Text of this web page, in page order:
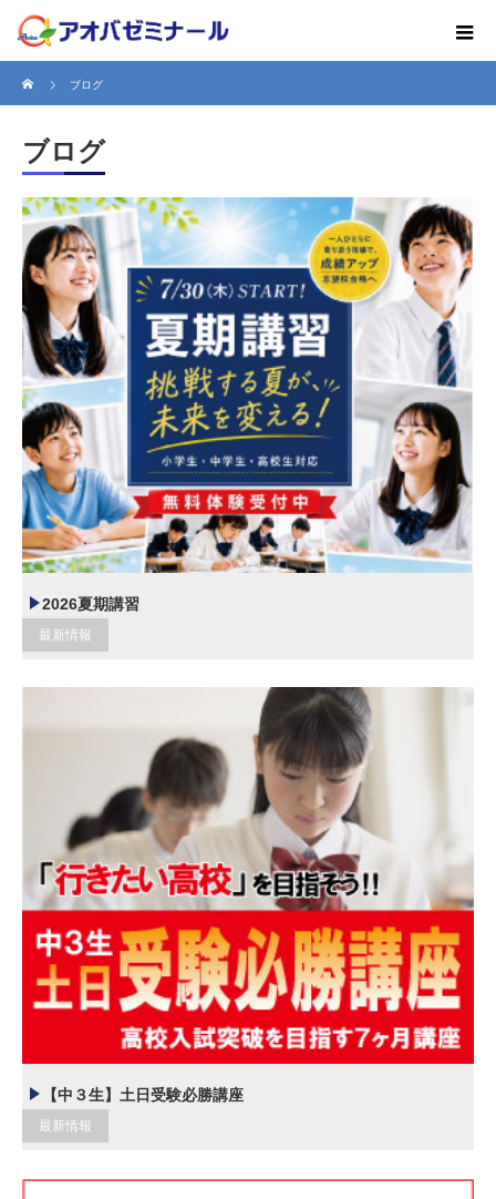
ブログ
ブログ
2026夏期講習
最新情報
【中３生】土日受験必勝講座
最新情報